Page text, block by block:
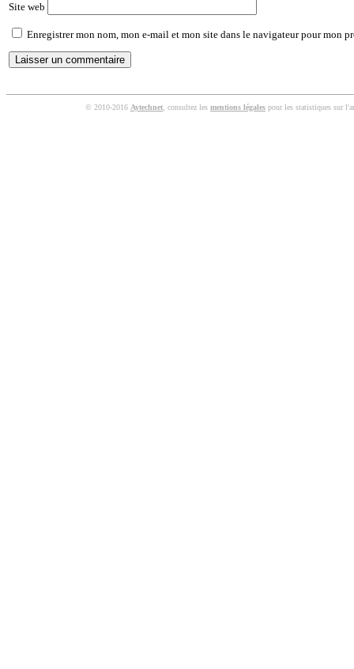
Site web
Enregistrer mon nom, mon e-mail et mon site dans le navigateur pour mon
© 2010-2016 Aytechnet , consultez les mentions légales pour les statistiques sur